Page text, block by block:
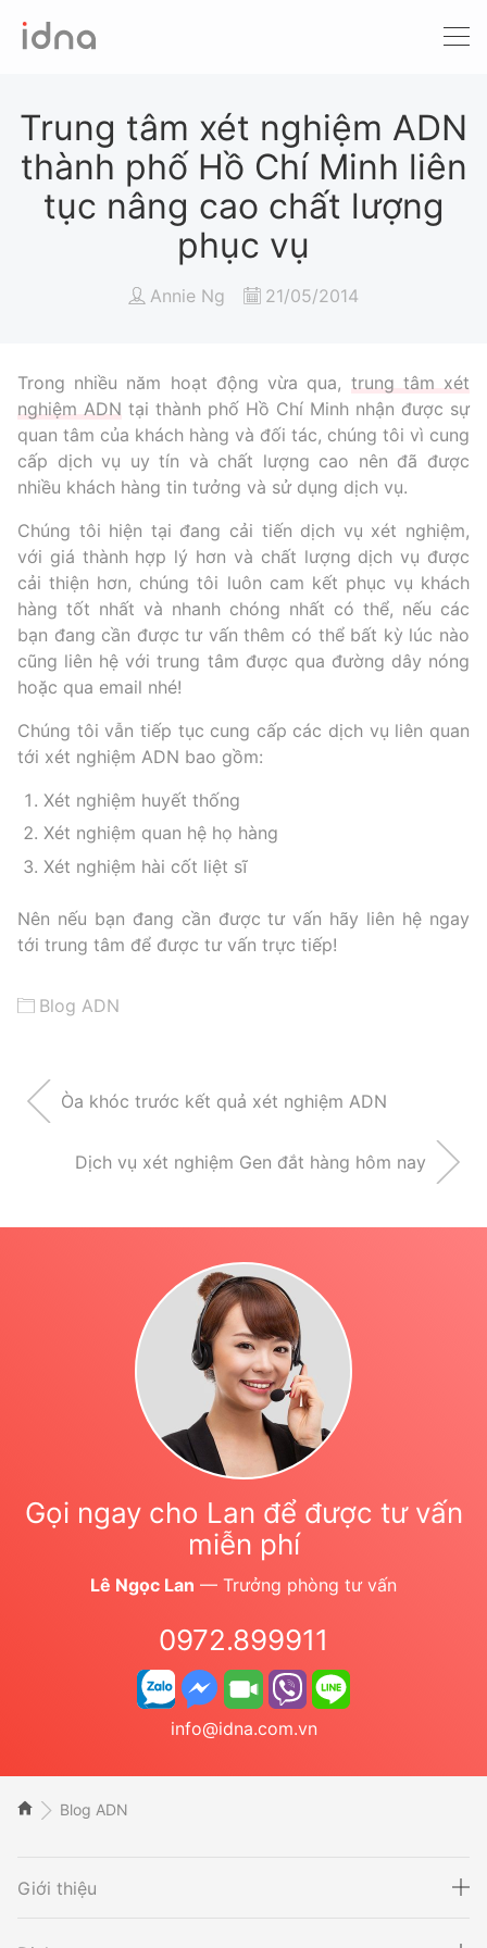
Xét nghiệm ADN
Tầm soát ung thư
Làm khai sinh
Trung tâm xét nghiệm ADN
thành phố Hồ Chí Minh liên
tục nâng cao chất lượng
phục vụ
Annie Ng 21/05/2014
Trong nhiều năm hoạt động vừa qua, trung tâm xét
nghiệm ADN tại thành phố Hồ Chí Minh nhận được sự
quan tâm của khách hàng và đối tác, chúng tôi vì cung
cấp dịch vụ uy tín và chất lượng cao nên đã được
nhiều khách hàng tin tưởng và sử dụng dịch vụ.
Chúng tôi hiện tại đang cải tiến dịch vụ xét nghiệm,
với giá thành hợp lý hơn và chất lượng dịch vụ được
cải thiện hơn, chúng tôi luôn cam kết phục vụ khách
hàng tốt nhất và nhanh chóng nhất có thể, nếu các
bạn đang cần được tư vấn thêm có thể bất kỳ lúc nào
cũng liên hệ với trung tâm được qua đường dây nóng
hoặc qua email nhé!
Chúng tôi vẫn tiếp tục cung cấp các dịch vụ liên quan
tới xét nghiệm ADN bao gồm:
Xét nghiệm huyết thống
Xét nghiệm quan hệ họ hàng
Xét nghiệm hài cốt liệt sĩ
Nên nếu bạn đang cần được tư vấn hãy liên hệ ngay
tới trung tâm để được tư vấn trực tiếp!
Blog ADN
Òa khóc trước kết quả xét nghiệm ADN
Dịch vụ xét nghiệm Gen đắt hàng hôm nay
Gọi ngay cho Lan để được tư vấn
miễn phí
Lê Ngọc Lan — Trưởng phòng tư vấn
0972.899911
info@idna.com.vn
Blog ADN
Giới thiệu